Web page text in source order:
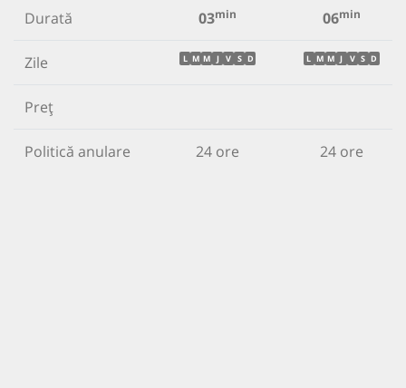
Durată 03min 06min
Zile L M M J V S D L M M J V S D
Preț
Politică anulare 24 ore 24 ore